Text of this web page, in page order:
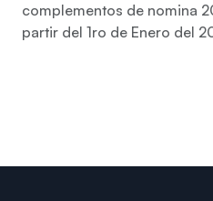
complementos de nomina
partir del 1ro de Enero del